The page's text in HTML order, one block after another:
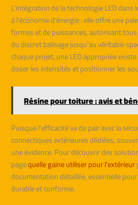
L’intégration de la technologie LED
à l’économie d’énergie : elle offre une
formes et de puissances, autorisant
du discret balisage jusqu’au véritable
chaque projet, une LED appropriée
doser les intensités et positionner les
Résine pour toiture : avis et
Puisque l’efficacité va de pair avec la
connectiques extérieures dédiées,
une évidence. Pour découvrir des
pagequelle gaine utiliser pour l’extérieur
documentation détaillée, essentielle
durable et conforme.